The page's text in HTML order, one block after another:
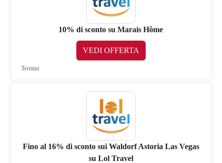
10% di sconto su Marais Hôme
VEDI OFFERTA
Termini
Fino al 16% di sconto sui Waldorf Astoria Las Vegas
su Lol Travel